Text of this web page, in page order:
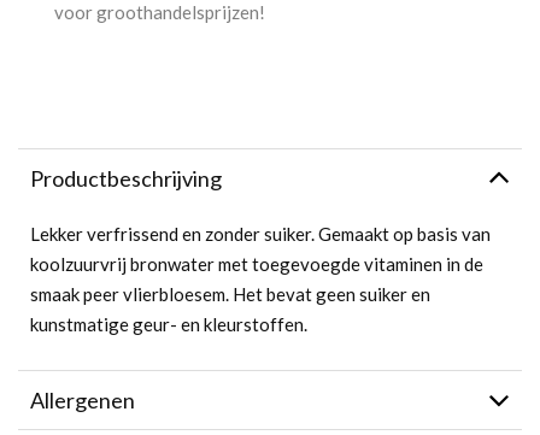
voor groothandelsprijzen!
Productbeschrijving
Lekker verfrissend en zonder suiker. Gemaakt op basis van
koolzuurvrij bronwater met toegevoegde vitaminen in de
smaak peer vlierbloesem. Het bevat geen suiker en
kunstmatige geur- en kleurstoffen.
Allergenen